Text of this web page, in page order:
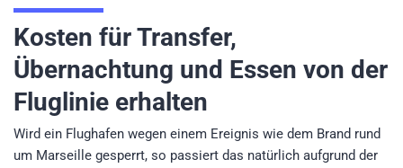
Kosten für Transfer,
Übernachtung und Essen von der
Fluglinie erhalten
Wird ein Flughafen wegen einem Ereignis wie dem Brand rund
um Marseille gesperrt, so passiert das natürlich aufgrund der